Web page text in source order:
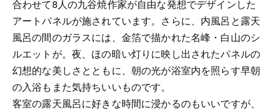
合わせて8人の九谷焼作家が自由な発想でデザインした
アートパネルが施されています。さらに、内風呂と露天
風呂の間のガラスには、金箔で描かれた名峰・白山のシ
ルエットが。夜、ほの暗い灯りに映し出されたパネルの
幻想的な美しさとともに、朝の光が浴室内を照らす早朝
の入浴もまた気持ちいいものです。
客室の露天風呂に好きな時間に浸かるのもいいですが、